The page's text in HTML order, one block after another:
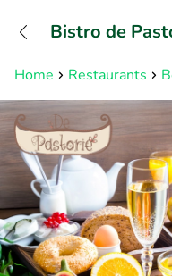
Home Restaurants
Bistro de